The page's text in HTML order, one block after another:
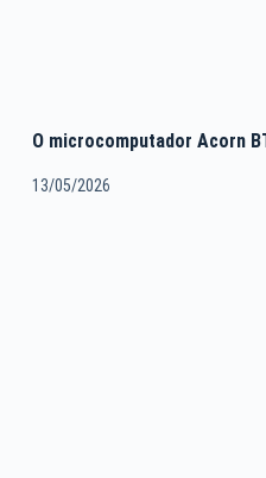
O microcomputador Acorn
13/05/2026